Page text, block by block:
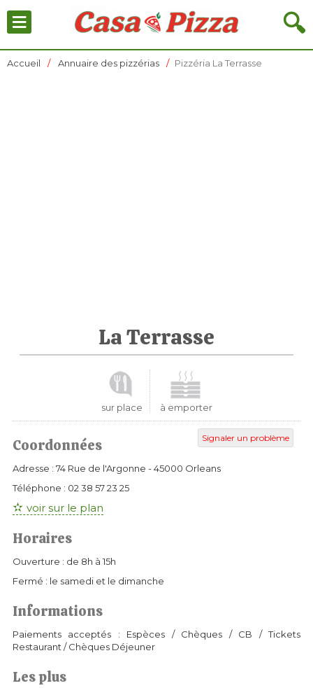
🔍
≡
Accueil Annuaire des pizzérias Pizzéria La Terrasse
La Terrasse
sur place à emporter
Signaler un problème
Coordonnées
Adresse : 74 Rue de l'Argonne -45000 Orleans
Téléphone : 02 38 57 23 25
voir sur le plan
Horaires
Ouverture : de 8h à 15h
Fermé : le samedi et le dimanche
Informations
Paiements acceptés : Espèces / Chèques / CB / Tickets
Restaurant / Chèques Déjeuner
Les plus